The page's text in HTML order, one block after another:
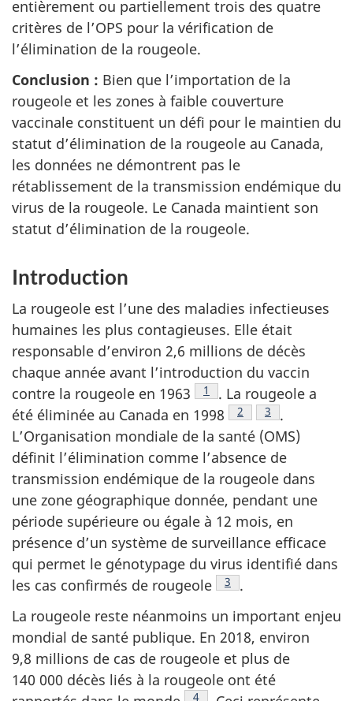
entièrement ou partiellement trois des quatre
critères de l’OPS pour la vérification de
l’élimination de la rougeole.
Conclusion : Bien que l’importation de la
rougeole et les zones à faible couverture
vaccinale constituent un défi pour le maintien du
statut d’élimination de la rougeole au Canada,
les données ne démontrent pas le
rétablissement de la transmission endémique du
virus de la rougeole. Le Canada maintient son
statut d’élimination de la rougeole.
Introduction
La rougeole est l’une des maladies infectieuses
humaines les plus contagieuses. Elle était
responsable d’environ 2,6 millions de décès
chaque année avant l’introduction du vaccin
contre la rougeole en 1963 Note de bas de page
1 . La rougeole a
été éliminée au Canada en 1998 Note de bas de page
2 Note de bas de
3
.
L’Organisation mondiale de la santé (OMS)
définit l’élimination comme l’absence de
transmission endémique de la rougeole dans
une zone géographique donnée, pendant une
période supérieure ou égale à 12 mois, en
présence d’un système de surveillance efficace
qui permet le génotypage du virus identifié dans
les cas confirmés de rougeole Note de bas de page
3
.
La rougeole reste néanmoins un important enjeu
mondial de santé publique. En 2018, environ
9,8 millions de cas de rougeole et plus de
140 000 décès liés à la rougeole ont été
Note de bas de page
4